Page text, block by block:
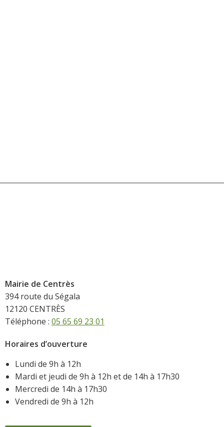
Mairie de Centrès
394 route du Ségala
12120 CENTRÈS
Téléphone : 05 65 69 23 01
Horaires d’ouverture
Lundi de 9h à 12h
Mardi et jeudi de 9h à 12h et de 14h à 17h30
Mercredi de 14h à 17h30
Vendredi de 9h à 12h